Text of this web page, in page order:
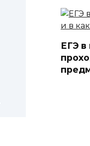
ЕГЭ